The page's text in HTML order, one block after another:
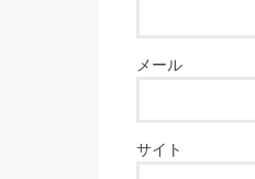
メール
サイト